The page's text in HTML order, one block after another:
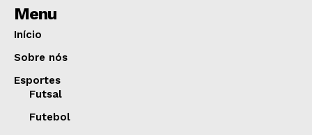
Menu
Início
Sobre nós
Esportes
Futsal
Futebol